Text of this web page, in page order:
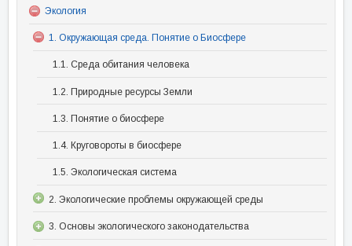
Экология
1. Окружающая среда. Понятие о Биосфере
1.1. Среда обитания человека
1.2. Природные ресурсы Земли
1.3. Понятие о биосфере
1.4. Круговороты в биосфере
1.5. Экологическая система
2. Экологические проблемы окружающей среды
3. Основы экологического законодательства